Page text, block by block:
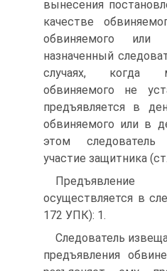
вынесения
качестве
обвиняемого
назначенный
случаях, когда
обвиняемого не
предъявляется в
обвиняемого или в
этом следователь
участие защитника
осуществляется в
172 УПК): 1.
Следователь
предъявления